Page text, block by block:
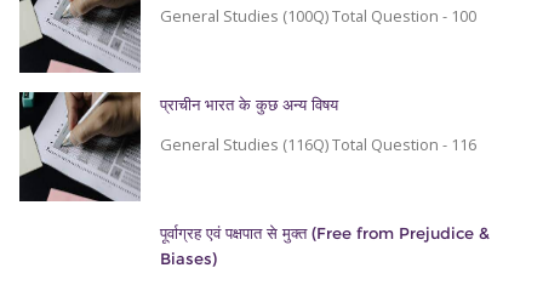
General Studies (100Q) Total Question - 100
प्राचीन भारत के कुछ अन्य विषय
General Studies (116Q) Total Question - 116
पूर्वाग्रह एवं पक्षपात से मुक्त (Free from Prejudice &
Biases)